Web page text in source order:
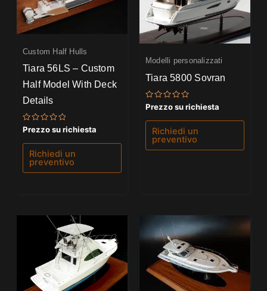
Custom Half Hulls
Tiara 56LS – Custom
Half Model With Deck
Details
Valutato
su
Prezzo su richiesta
Richiedi un
preventivo
Modelli personalizzati
Tiara 5800 Sovran
Valutato
0
su
Prezzo su richiesta
Richiedi un
preventivo